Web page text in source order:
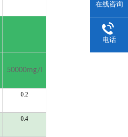
50000mg/l
0.2
0.4
在线咨询
电话